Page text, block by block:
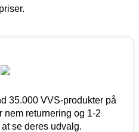
35.000 VVS-produkter på
nem returnering og 1-2
se deres udvalg.